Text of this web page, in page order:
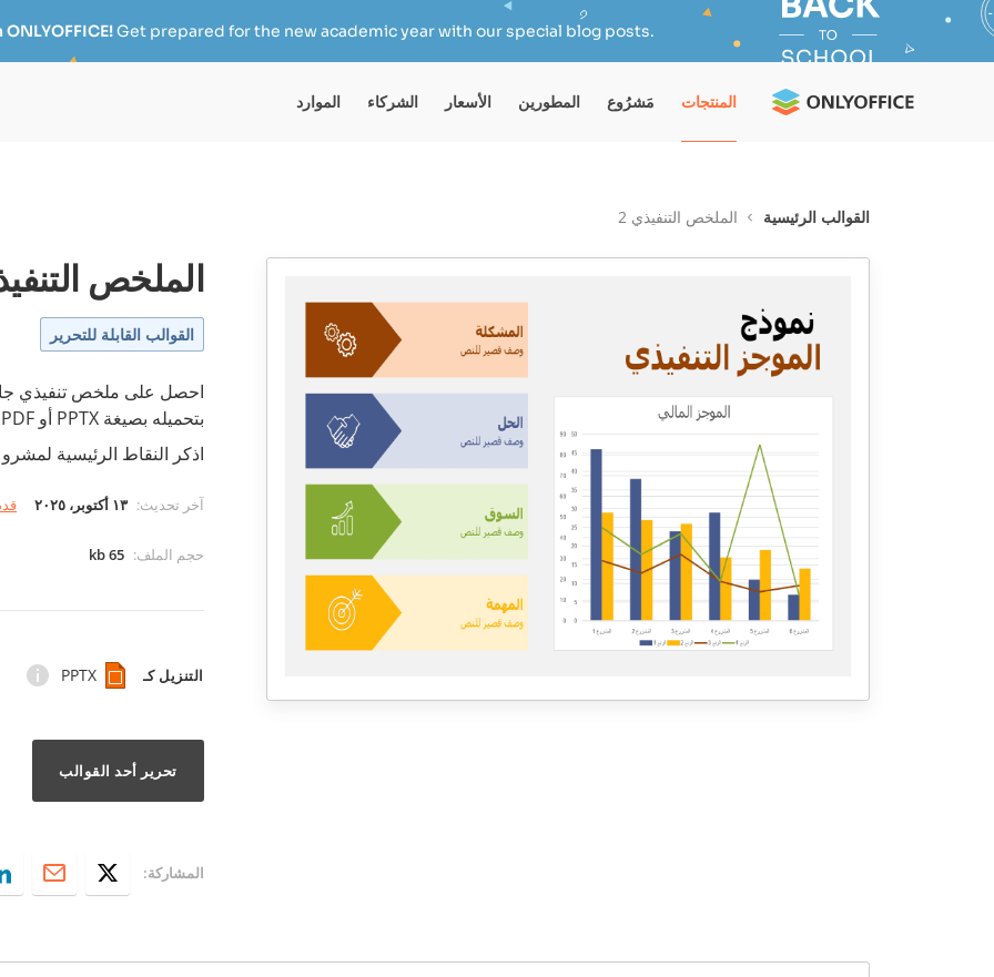
Get prepared for the new academic year with our special blog posts.
المنتجات مَشرُوع المطورين الأسعار الشركاء الموارد
القوالب الرئيسية الملخص التنفيذي 2
الملخص
القوالب القابلة للتحرير
احصل على ملخص تنفيذي
بتحميله بصيغة PPTX أو PDF.
اذكر النقاط الرئيسية
آخر تحديث: ١٣ أكتوبر، ٢٠٢٥
حجم الملف:
65 kb
التنزيل كـ PPTX
تحرير أحد القوالب
المشاركة: